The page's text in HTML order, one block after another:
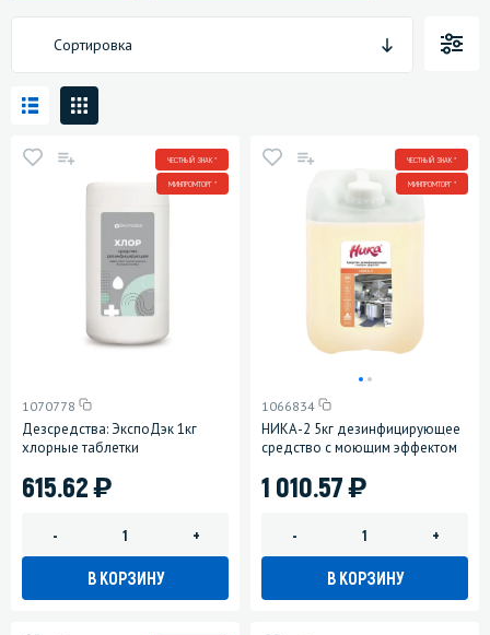
Сортировка
ЧЕСТНЫЙ ЗНАК *
МИНПРОМТОРГ *
1070778
Дезсредства: ЭкспоДэк 1кг
хлорные таблетки
615.62)
- +
В КОРЗИНУ
ЧЕСТНЫЙ ЗНАК *
МИНПРОМТОРГ *
1066834
НИКА-2 5кг дезинфицирующее
средство с моющим эффектом
1 010.57)
- +
В КОРЗИНУ